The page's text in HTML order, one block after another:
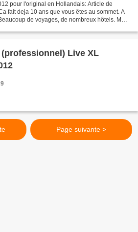
pour l'original en Hollandais: Article de
fait deja 10 ans que vous êtes au sommet. A
de voyages, de nombreux hôtels. Mais
Live XL
Page suivante >